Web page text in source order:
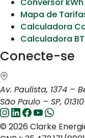
Mapa de
Calculadora
Calculadora
Conecte-se
Av. Paulista, 1374 –
São Paulo – SP,
© 2026 Clarke